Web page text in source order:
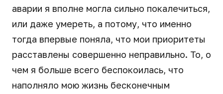
аварии я вполне могла сильно покалечиться,
или даже умереть, а потому, что именно
тогда впервые поняла, что мои приоритеты
расставлены совершенно неправильно. То, о
чем я больше всего беспокоилась, что
наполняло мою жизнь бесконечным